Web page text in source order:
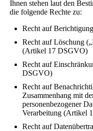
Ihnen stehen laut den
die folgende Rechte zu:
Recht auf
Recht auf Löschung
(Artikel 17 DSGVO)
Recht auf
DSGVO)
Recht auf
Zusammenhang mit
personenbezogener
Verarbeitung (Artikel
Recht auf